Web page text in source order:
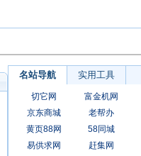
名站导航 实用工具
切它网
富金机网
京东商城
老帮办
黄页88网
58同城
易供求网
赶集网